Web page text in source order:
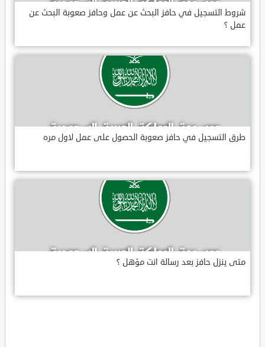
شروط التسجيل في حافز البحث عن عمل وحافز صعوبة البحث عن
عمل ؟
طرق التسجيل في حافز صعوبة الحصول على عمل لاول مره
متى ينزل حافز بعد رسالة انت مؤهل ؟